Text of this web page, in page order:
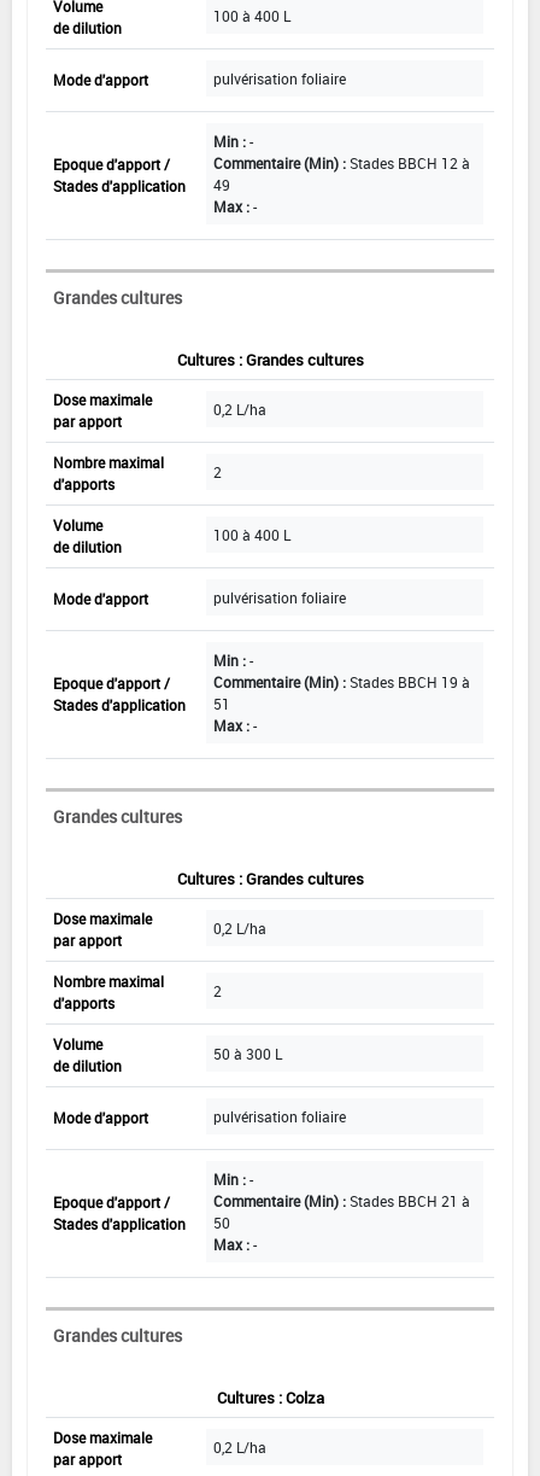
Volume
de dilution
100 à 400 L
Mode d'apport pulvérisation foliaire
Epoque d'apport /
Stades d'application
Min :-
Commentaire (Min) :Stades BBCH 12 à
49
Max :-
Grandes cultures
Cultures : Grandes cultures
Dose maximale
par apport
0,2 L/ha
Nombre maximal
d'apports
2
Volume
de dilution
100 à 400 L
Mode d'apport pulvérisation foliaire
Epoque d'apport /
Stades d'application
Min :-
Commentaire (Min) :Stades BBCH 19 à
51
Max :-
Grandes cultures
Cultures : Grandes cultures
Dose maximale
par apport
0,2 L/ha
Nombre maximal
d'apports
2
Volume
de dilution
50 à 300 L
Mode d'apport pulvérisation foliaire
Epoque d'apport /
Stades d'application
Min :-
Commentaire (Min) :Stades BBCH 21 à
50
Max :-
Grandes cultures
Cultures : Colza
Dose maximale
par apport
0,2 L/ha